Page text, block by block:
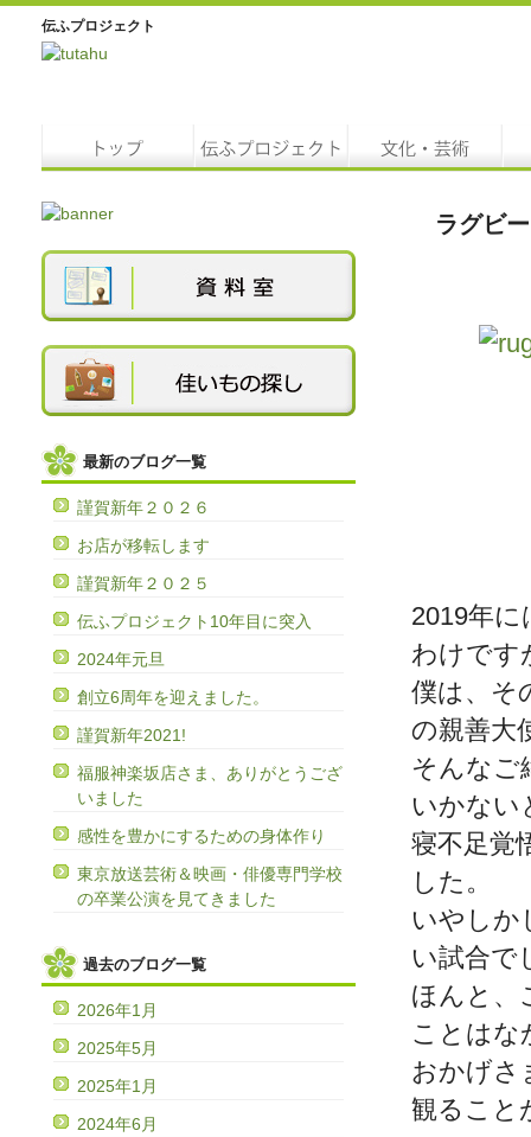
伝ふプロジェクト
ラグビ
2019年
わけです
僕は、そ
の親善大
そんなご
いかない
寝不足覚
した。
いやしか
い試合で
ほんと、
ことはな
おかげさ
観ること
最新のブログ一覧
謹賀新年２０２６
お店が移転します
謹賀新年２０２５
伝ふプロジェクト10年目に突入
2024年元旦
創立6周年を迎えました。
謹賀新年2021!
福服神楽坂店さま、ありがとうござ
いました
感性を豊かにするための身体作り
東京放送芸術＆映画・俳優専門学校
の卒業公演を見てきました
過去のブログ一覧
2026年1月
2025年5月
2025年1月
2024年6月